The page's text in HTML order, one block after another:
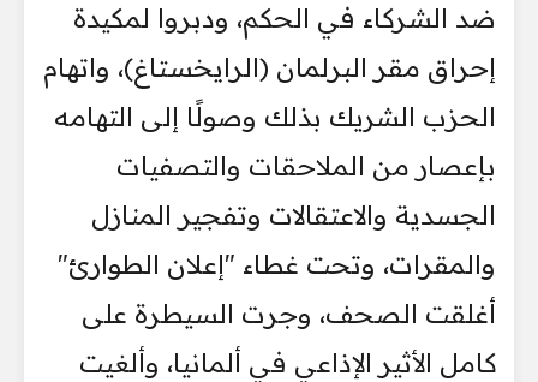
ضد الشركاء في الحكم، ودبروا لمكيدة
إحراق مقر البرلمان (الرايخستاغ)، واتهام
الحزب الشريك بذلك وصولًا إلى التهامه
بإعصار من الملاحقات والتصفيات
الجسدية والاعتقالات وتفجير المنازل
والمقرات، وتحت غطاء "إعلان الطوارئ"
أغلقت الصحف، وجرت السيطرة على
كامل الأثير الإذاعي في ألمانيا، وألغيت